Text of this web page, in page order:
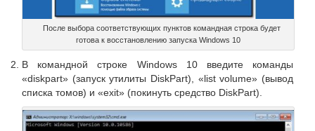
После выбора соответствующих пунктов командная строка будет
готова к восстановлению запуска Windows 10
В командной строке Windows 10 введите команды
«diskpart» (запуск утилиты DiskPart), «list volume» (вывод
списка томов) и «exit» (покинуть средство DiskPart).